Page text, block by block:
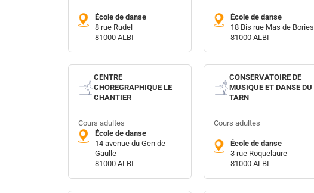
École de danse
8 rue Rudel
81000 ALBI
École de danse
18 Bis rue Mas de Bories
81000 ALBI
CENTRE
CHOREGRAPHIQUE LE
CHANTIER
Cours adultes
École de danse
14 avenue du Gen de
Gaulle
81000 ALBI
CONSERVATOIRE DE
MUSIQUE ET DANSE DU
TARN
Cours adultes
École de danse
3 rue Roquelaure
81000 ALBI